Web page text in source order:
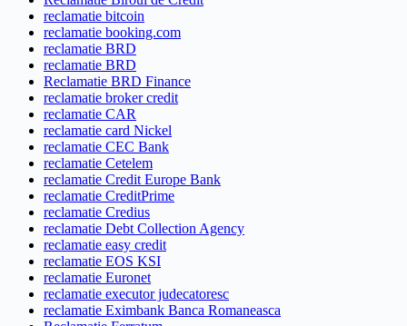
reclamatie bitcoin
reclamatie booking.com
reclamatie BRD
reclamatie BRD
Reclamatie BRD Finance
reclamatie broker credit
reclamatie CAR
reclamatie card Nickel
reclamatie CEC Bank
reclamatie Cetelem
reclamatie Credit Europe Bank
reclamatie CreditPrime
reclamatie Credius
reclamatie Debt Collection Agency
reclamatie easy credit
reclamatie EOS KSI
reclamatie Euronet
reclamatie executor judecatoresc
reclamatie Eximbank Banca Romaneasca